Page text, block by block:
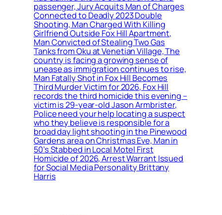
passenger, Jury Acquits Man of Charges
Connected to Deadly 2023 Double
Shooting, Man Charged With Killing
Girlfriend Outside Fox Hill Apartment,
Man Convicted of Stealing Two Gas
Tanks from Oku at Venetian Village, The
country is facing a growing sense of
unease as immigration continues to rise,
Man Fatally Shot in Fox Hill Becomes
Third Murder Victim for 2026, Fox Hill
records the third homicide this evening –
victim is 29-year-old Jason Armbrister,
Police need your help locating a suspect
who they believe is responsible for a
broad day light shooting in the Pinewood
Gardens area on Christmas Eve, Man in
50’s Stabbed in Local Motel First
Homicide of 2026, Arrest Warrant Issued
for Social Media Personality Brittany
Harris